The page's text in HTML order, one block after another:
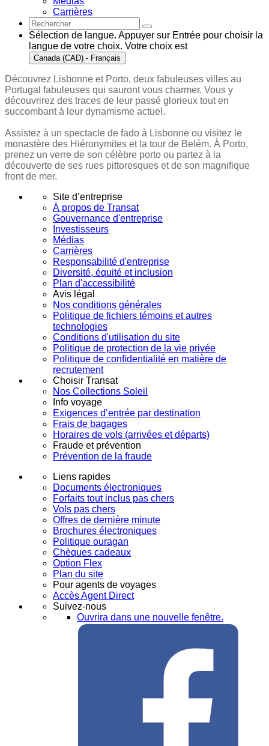
Carrières
Sélection de langue. Appuyer sur Entrée pour choisir la
langue de votre choix. Votre choix est
Canada (CAD) - Français
Découvrez Lisbonne et Porto, deux fabuleuses villes au
Portugal fabuleuses qui sauront vous charmer. Vous y
découvrirez des traces de leur passé glorieux tout en
succombant à leur dynamisme actuel.
Assistez à un spectacle de fado à Lisbonne ou visitez le
monastère des Hiéronymites et la tour de Belém. À Porto,
prenez un verre de son célèbre porto ou partez à la
découverte de ses rues pittoresques et de son magnifique
front de mer.
Site d’entreprise
À propos de Transat
Gouvernance d'entreprise
Investisseurs
Médias
Carrières
Responsabilité d'entreprise
Diversité, équité et inclusion
Plan d'accessibilité
Avis légal
Nos conditions générales
Politique de fichiers témoins et autres
technologies
Conditions d'utilisation du site
Politique de protection de la vie privée
Politique de confidentialité en matière de
recrutement
Choisir Transat
Nos Collections Soleil
Info voyage
Exigences d’entrée par destination
Frais de bagages
Horaires de vols (arrivées et départs)
Fraude et prévention
Prévention de la fraude
Liens rapides
Documents électroniques
Forfaits tout inclus pas chers
Vols pas chers
Offres de dernière minute
Brochures électroniques
Politique ouragan
Chèques cadeaux
Option Flex
Plan du site
Pour agents de voyages
Accès Agent Direct
Suivez-nous
Ouvrira dans une nouvelle fenêtre.